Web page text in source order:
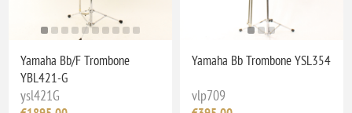
Yamaha Bb/F Trombone
YBL421-G
ysl421G
Yamaha Bb Trombone YSL354
vlp709